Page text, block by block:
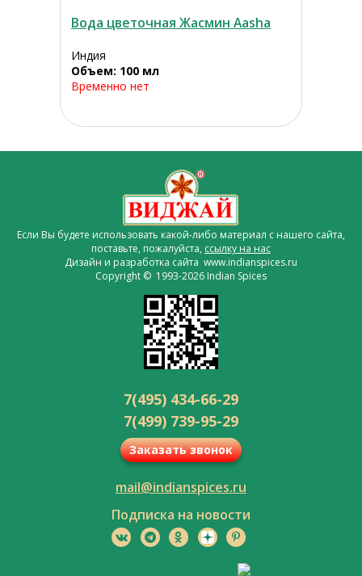
Вода цветочная Жасмин Aasha
Индия
Объем: 100 мл
Временно нет
Если Вы будете использовать какой-либо материал с нашего сайта,
поставьте, пожалуйста, ссылку на нас
Дизайн и разработка сайта www.indianspices.ru
Copyright © 1993-2026 Indian Spices
7(495) 434-66-29
7(499) 739-95-29
Заказать звонок
mail@indianspices.ru
Подписка на новости